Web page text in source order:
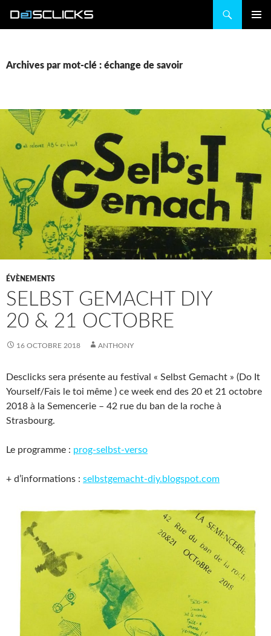
Archives par mot-clé : échange de savoir
ÉVÈNEMENTS
SELBST GEMACHT DIY
20 & 21 OCTOBRE
16 OCTOBRE 2018 ANTHONY
Desclicks sera présente au festival « Selbst Gemacht » (Do It
Yourself/Fais le toi même ) ce week end des 20 et 21 octobre
2018 à la Semencerie – 42 rue du ban de la roche à
Strasbourg.
Le programme : prog-selbst-verso
+ d’informations : selbstgemacht-diy.blogspot.com